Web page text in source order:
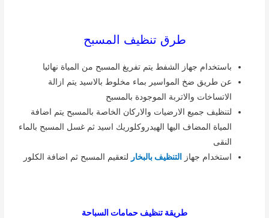
طرق تنظيف المسبح
باستخدام جهاز الشفط يتم تفريغ المسبح من المياة نهائيا
عن طريق ضخ المواسير بماء مخلوط بالاسيد يتم ازالة
الاتساخات والاتربة الموجودة بالمسبح
لتنظيف جميع الارضيات والاركان الخاصة بالمسبح يتم اضافة
المياة المضاف اليها الهيدروكلوريك اسيد ثم غسل المسبح بالماء
النقى
استخدام جهاز
التنظيف بالبخار لتعقيم المسبح ثم اضافة الكلور
طريقة تنظيف حمامات السباحة